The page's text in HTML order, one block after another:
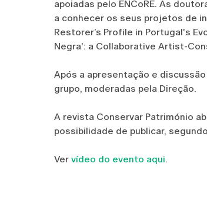
apoiadas pelo ENCoRE. As
a conhecer os seus projetos de
Restorer’s Profile in Portugal's
Negra': a Collaborative Artist-
Após a apresentação e
grupo, moderadas pela Direção.
A revista Conservar Património
possibilidade de publicar,
Ver vídeo do evento aqui.